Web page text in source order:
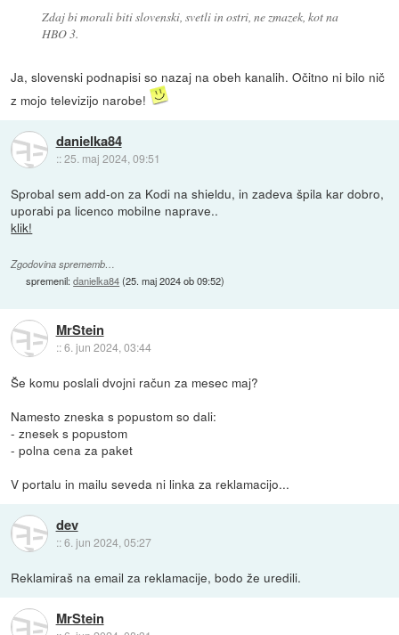
Zdaj bi morali biti slovenski, svetli in ostri, ne zmazek, kot na
HBO 3.
Ja, slovenski podnapisi so nazaj na obeh kanalih. Očitno ni bilo nič
z mojo televizijo narobe!
danielka84
::25. maj 2024, 09:51
Sprobal sem add-on za Kodi na shieldu, in zadeva špila kar dobro,
uporabi pa licenco mobilne naprave..
klik!
Zgodovina sprememb…
spremenil:danielka84(25. maj 2024 ob 09:52)
MrStein
::6. jun 2024, 03:44
Še komu poslali dvojni račun za mesec maj?
Namesto zneska s popustom so dali:
- znesek s popustom
- polna cena za paket
V portalu in mailu seveda ni linka za reklamacijo...
dev
::6. jun 2024, 05:27
Reklamiraš na email za reklamacije, bodo že uredili.
MrStein